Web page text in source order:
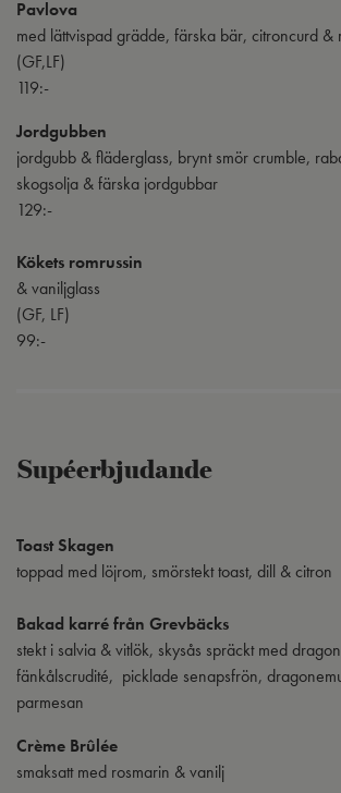
Pavlova
med lättvispad grädde, färska bär, citroncurd &
(GF,LF)
119:-
Jordgubben
jordgubb & fläderglass, brynt smör crumble,
skogsolja & färska jordgubbar
129:-
Kökets romrussin
& vaniljglass
(GF, LF)
99:-
Supéerbjudande
Toast Skagen
toppad med löjrom, smörstekt toast, dill & citron
Bakad karré från Grevbäcks
stekt i salvia & vitlök, skysås spräckt med
fänkålscrudité, picklade senapsfrön,
parmesan
Crème Brûlée
smaksatt med rosmarin & vanilj